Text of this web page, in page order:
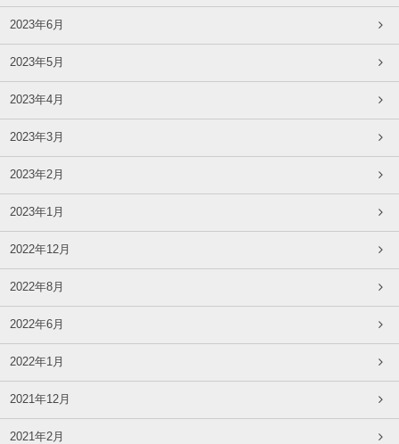
2023年6月
2023年5月
2023年4月
2023年3月
2023年2月
2023年1月
2022年12月
2022年8月
2022年6月
2022年1月
2021年12月
2021年2月